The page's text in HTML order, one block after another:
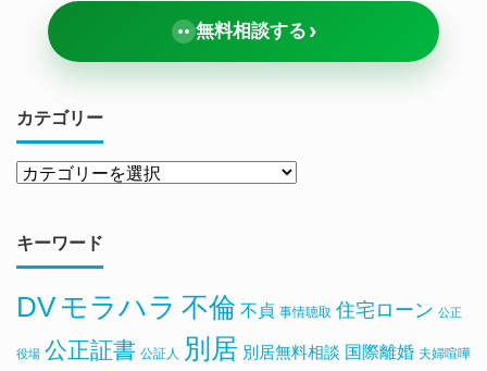
無料相談する ›
カテゴリー
キーワード
DV モラハラ 不倫 不貞 事情聴取 住宅ローン 公正
役場 公正証書 公証人 別居 別居無料相談 国際離婚 夫婦喧嘩